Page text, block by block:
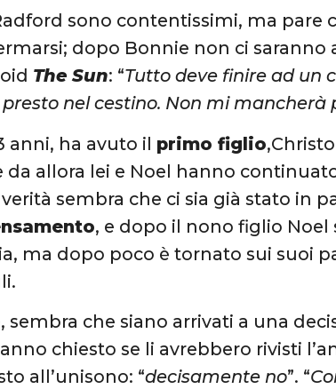
sono contentissimi, ma pare
dopo Bonnie non ci saranno
The Sun: “Tutto deve finire ad un
nel cestino. Non mi mancherà
anni, ha avuto il primo figlio
allora lei e Noel hanno
sembra che ci sia già stato in
, e dopo il nono figlio Noel
ma dopo poco è tornato sui suoi
sembra che siano arrivati a una
chiesto se li avrebbero rivisti
all’unisono: “decisamente no”. “